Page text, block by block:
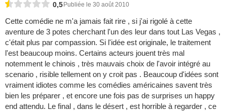
0,5 Publiée le 30 août 2010
Cette comédie ne m'a jamais fait rire , si j'ai rigolé à cette
aventure de 3 potes cherchant l'un des leur dans tout Las Vegas ,
c'était plus par compassion. Si l'idée est originale, le traitement
l'est beaucoup moins. Certains acteurs jouent très mal
notemment le chinois , très mauvais choix de l'avoir intégré au
scenario , risible tellement on y croit pas . Beaucoup d'idées sont
vraiment idiotes comme les comédies américaines savent très
bien les préparer , et encore une fois pas de surprises un happy
end attendu. Le final , dans le désert , est horrible à regarder , ce